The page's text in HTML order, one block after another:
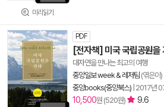
미리읽기
PDF
[전자책] 미국 국립공원을
대자연을 만나는 최고의 여행
중앙일보 week & 레저팀 (엮은이)
중앙books(중앙북스) 2017년
10,500원 (520원) 9.6